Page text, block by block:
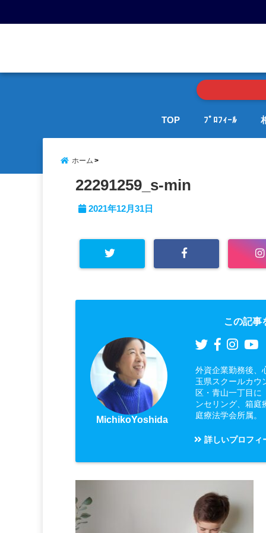
TOP ﾌﾟﾛﾌｨｰﾙ
ホーム
22291259_s-min
2021年12月31日
この記事
MichikoYoshida
外資企業勤務後、
玉県スクールカウ
区・青山一丁目に
ンセリング、箱庭
庭療法学会所属。
詳しいプロフィ